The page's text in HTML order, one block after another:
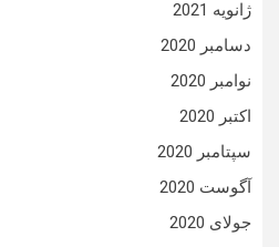
ژانویه 2021
دسامبر 2020
نوامبر 2020
اکتبر 2020
سپتامبر 2020
آگوست 2020
جولای 2020